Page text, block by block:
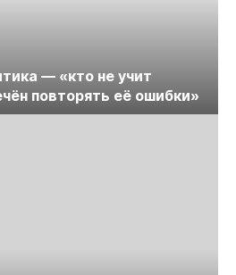
— «кто не учит
повторять её ошибки»